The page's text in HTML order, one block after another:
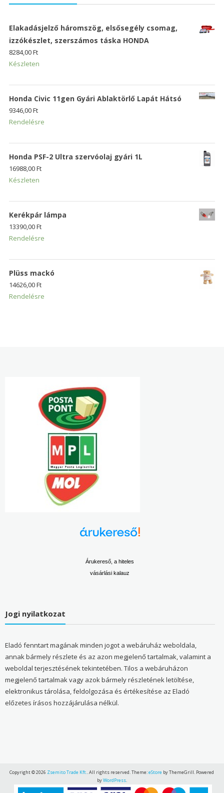
Elakadásjelző háromszög, elsősegély csomag,
izzókészlet, szerszámos táska HONDA
8284,00Ft
Készleten
Honda Civic 11gen Gyári Ablaktörlő Lapát Hátsó
9346,00Ft
Rendelésre
Honda PSF-2 Ultra szervóolaj gyári 1L
16988,00Ft
Készleten
Kerékpár lámpa
13390,00Ft
Rendelésre
Plüss mackó
14626,00Ft
Rendelésre
Árukereső, a hiteles
vásárlási kalauz
Jogi nyilatkozat
Eladó fenntart magának minden jogot a webáruház weboldala,
annak bármely részlete és az azon megjelenő tartalmak, valamint a
weboldal terjesztésének tekintetében. Tilos a webáruházon
megjelenő tartalmak vagy azok bármely részletének letöltése,
elektronikus tárolása, feldolgozása és értékesítése az Eladó
előzetes írásos hozzájárulása nélkül.
Copyright © 2026 Zsemito Trade Kft.. All rights reserved. Theme:eStore by ThemeGrill. Powered
byWordPress.